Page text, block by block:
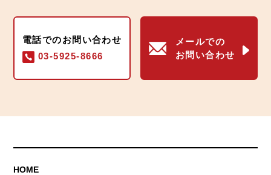
電話でのお問い合わせ
03-5925-8666
メールでの
お問い合わせ
HOME